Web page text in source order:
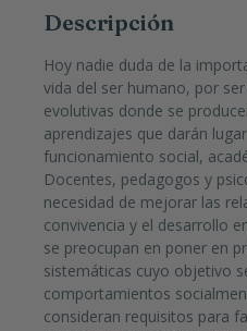
Descripción
Hoy nadie duda de la
vida del ser humano, por
evolutivas donde se
aprendizajes que darán
funcionamiento social,
Docentes, pedagogos y
necesidad de mejorar las
convivencia y el desarrollo
se preocupan en poner en
sistemáticas cuyo objetivo
comportamientos
consideran requisitos para